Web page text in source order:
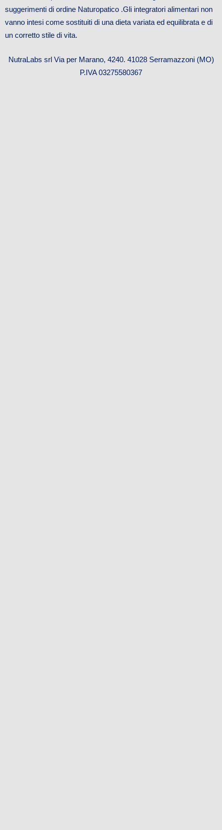
suggerimenti di ordine Naturopatico .Gli integratori alimentari non
vanno intesi come sostituiti di una dieta variata ed equilibrata e di
un corretto stile di vita.
NutraLabs srl Via per Marano, 4240. 41028 Serramazzoni (MO)
P.IVA 03275580367